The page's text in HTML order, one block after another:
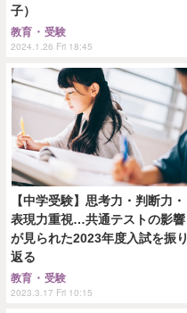
子）
教育・受験
2024.1.26 Fri 18:45
【中学受験】思考力・判断力・
表現力重視…共通テストの影響
が見られた2023年度入試を振り
返る
教育・受験
2023.3.17 Fri 10:15